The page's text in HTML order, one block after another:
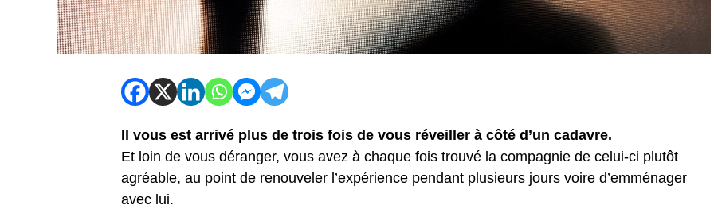
Il vous est arrivé plus de trois fois de vous réveiller à côté d’un cadavre.
Et loin de vous déranger, vous avez à chaque fois trouvé la compagnie de celui-ci plutôt
agréable, au point de renouveler l’expérience pendant plusieurs jours voire d’emménager
avec lui.